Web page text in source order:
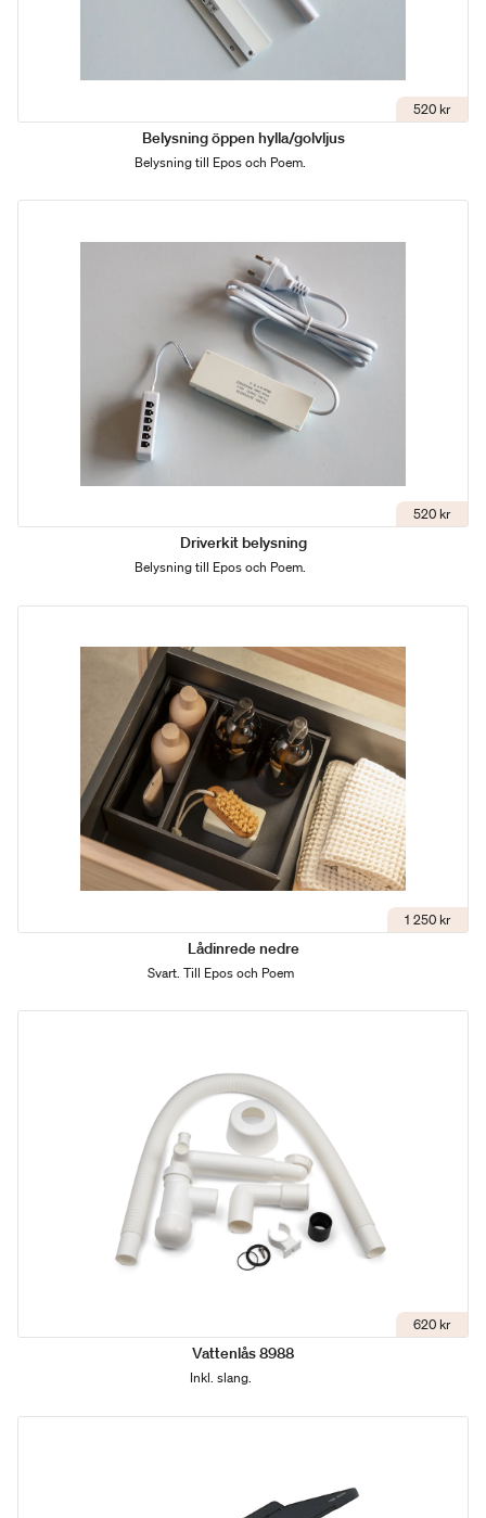
520 kr
Belysning öppen hylla/golvljus
Belysning till Epos och Poem.
520 kr
Driverkit belysning
Belysning till Epos och Poem.
1 250 kr
Lådinrede nedre
Svart. Till Epos och Poem
620 kr
Vattenlås 8988
Inkl. slang.